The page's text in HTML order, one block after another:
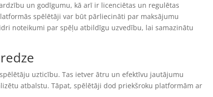
un godīgumu, kā arī ir licenciētas un regulētas
spēlētāji var būt pārliecināti par maksājumu
noteikumi par spēļu atbildīgu uzvedību, lai samazinātu
uzticību. Tas ietver ātru un efektīvu jautājumu
atbalstu. Tāpat, spēlētāji dod priekšroku platformām ar